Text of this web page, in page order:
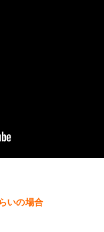
いの場合